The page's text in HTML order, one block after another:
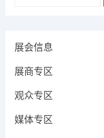
展会信息
展商专区
观众专区
媒体专区